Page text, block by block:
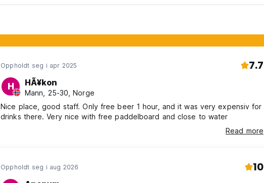
Oppholdt seg i apr 2025 7.7
H HÃ¥kon
Mann, 25-30, Norge
Nice place, good staff. Only free beer 1 hour, and it was very expensiv for
drinks there. Very nice with free paddelboard and close to water
Read more
Oppholdt seg i aug 2026 10